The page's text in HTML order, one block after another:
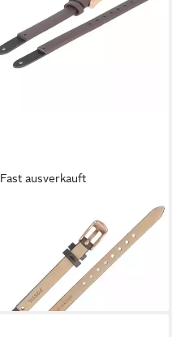
Fast ausverkauft
Uhrenarmband 8mm Leder
Braun ES-3862 LB-ES3862
lieferbar - in 2-3 Werktagen bei dir